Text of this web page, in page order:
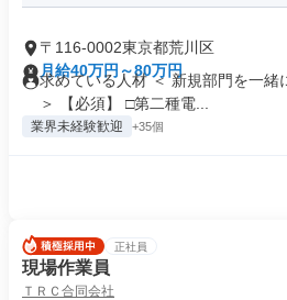
〒116-0002東京都荒川区
月給40万円～80万円
求めている人材 ＜ 新規部門を一緒
＞ 【必須】 □第二種電...
業界未経験歓迎 +35個
正社員
現場作業員
ＴＲＣ合同会社